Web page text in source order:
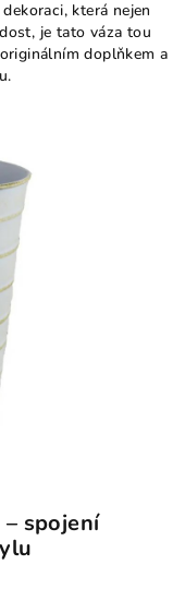
která nejen
je tato váza tou
doplňkem a
spojení